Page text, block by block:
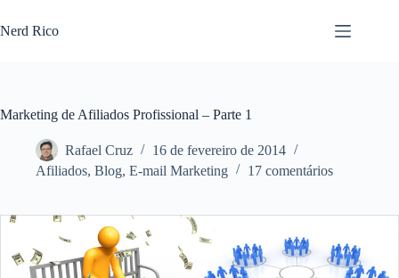
Nerd Rico
Marketing de Afiliados Profissional – Parte 1
Rafael Cruz
16 de fevereiro de 2014
Afiliados, Blog, E-mail Marketing 17 comentários